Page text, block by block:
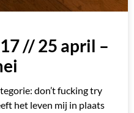
// 25 april –
don’t fucking try
het leven mij in plaats